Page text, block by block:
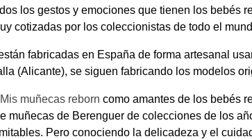
los gestos y emociones que tienen los bebés
cotizadas por los coleccionistas de todo el
fabricadas en España de forma artesanal
(Alicante), se siguen fabricando los modelos
Mis muñecas reborn como amantes de los bebés
muñecas de Berenguer de colecciones de los
Pero conociendo la delicadeza y el